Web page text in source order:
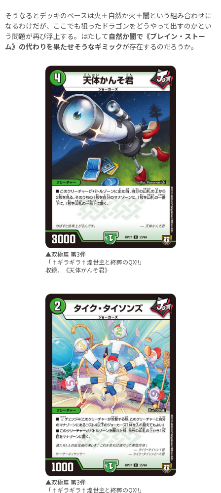
そうなるとデッキのベースは火＋自然か火＋闇という組み合わせに
なるわけだが、ここでも狙ったドラゴンをどうやって出すのかとい
う問題が再び浮上する。はたして 自然か闇で《ブレイン・ストー
ム》の代わりを果たせそうなギミックが存在するのだろうか。
▲双極篇 第3弾
「†ギラギラ†煌世主と終葬のQX!!」
収録、《天体かんそ君》
▲双極篇 第3弾
「†ギラギラ†煌世主と終葬のQX!!」